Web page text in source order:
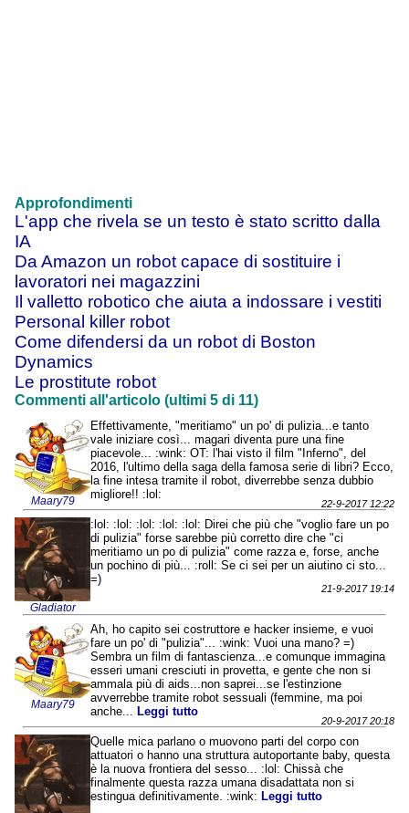
Approfondimenti
L'app che rivela se un testo è stato scritto dalla
IA
Da Amazon un robot capace di sostituire i
lavoratori nei magazzini
Il valletto robotico che aiuta a indossare i vestiti
Personal killer robot
Come difendersi da un robot di Boston
Dynamics
Le prostitute robot
Commenti all'articolo (ultimi 5 di 11)
Maary79
Effettivamente, "meritiamo" un po' di pulizia...e tanto
vale iniziare così... magari diventa pure una fine
piacevole... :wink: OT: l'hai visto il film "Inferno", del
2016, l'ultimo della saga della famosa serie di libri? Ecco,
la fine intesa tramite il robot, diverrebbe senza dubbio
migliore!! :lol:
22-9-2017 12:22
Gladiator
:lol: :lol: :lol: :lol: :lol: Direi che più che "voglio fare un po
di pulizia" forse sarebbe più corretto dire che "ci
meritiamo un po di pulizia" come razza e, forse, anche
un pochino di più... :roll: Se ci sei per un aiutino ci sto...
=)
21-9-2017 19:14
Maary79
Ah, ho capito sei costruttore e hacker insieme, e vuoi
fare un po' di "pulizia"... :wink: Vuoi una mano? =)
Sembra un film di fantascienza...e comunque immagina
esseri umani cresciuti in provetta, e gente che non si
ammala più di aids...non saprei...se l'estinzione
avverrebbe tramite robot sessuali (femmine, ma poi
anche...Leggi tutto
20-9-2017 20:18
Quelle mica parlano o muovono parti del corpo con
attuatori o hanno una struttura autoportante baby, questa
è la nuova frontiera del sesso... :lol: Chissà che
finalmente questa razza umana disadattata non si
estingua definitivamente. :wink:Leggi tutto